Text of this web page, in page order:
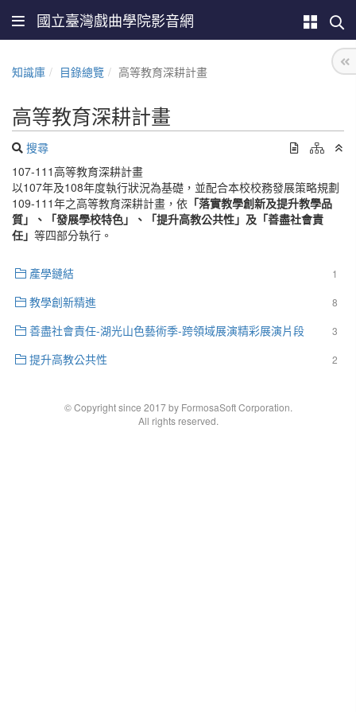
國立臺灣戲曲學院影音網
知識庫 目錄總覽 高等教育深耕計畫
高等教育深耕計畫
搜尋
107-111高等教育深耕計畫
以107年及108年度執行狀況為基礎，並配合本校校務發展策略規劃
109-111年之高等教育深耕計畫，依 「落實教學創新及提升教學品
質」、「發展學校特色」、「提升高教公共性」及「善盡社會責
任」 等四部分執行。
1
產學鏈結
8
教學創新精進
3
善盡社會責任-湖光山色藝術季-跨領域展演精彩展演片段
2
提升高教公共性
© Copyright since 2017 by FormosaSoft Corporation.
All rights reserved.